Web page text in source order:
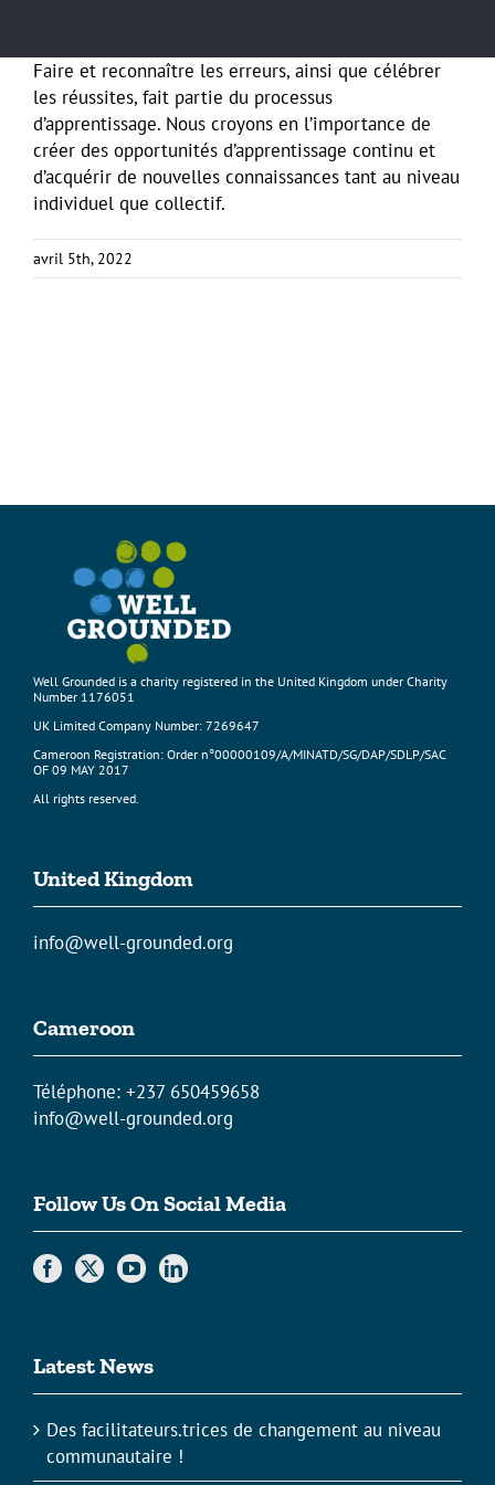
Faire et reconnaître les erreurs, ainsi que célébrer
les réussites, fait partie du processus
d’apprentissage. Nous croyons en l’importance de
créer des opportunités d’apprentissage continu et
d’acquérir de nouvelles connaissances tant au niveau
individuel que collectif.
avril 5th, 2022
Well Grounded is a charity registered in the United Kingdom under Charity
Number 1176051
UK Limited Company Number: 7269647
Cameroon Registration: Order n°00000109/A/MINATD/SG/DAP/SDLP/SAC
OF 09 MAY 2017
All rights reserved.
United Kingdom
info@well-grounded.org
Cameroon
Téléphone: +237 650459658
info@well-grounded.org
Follow Us On Social Media
Latest News
Des facilitateurs.trices de changement au niveau
communautaire !